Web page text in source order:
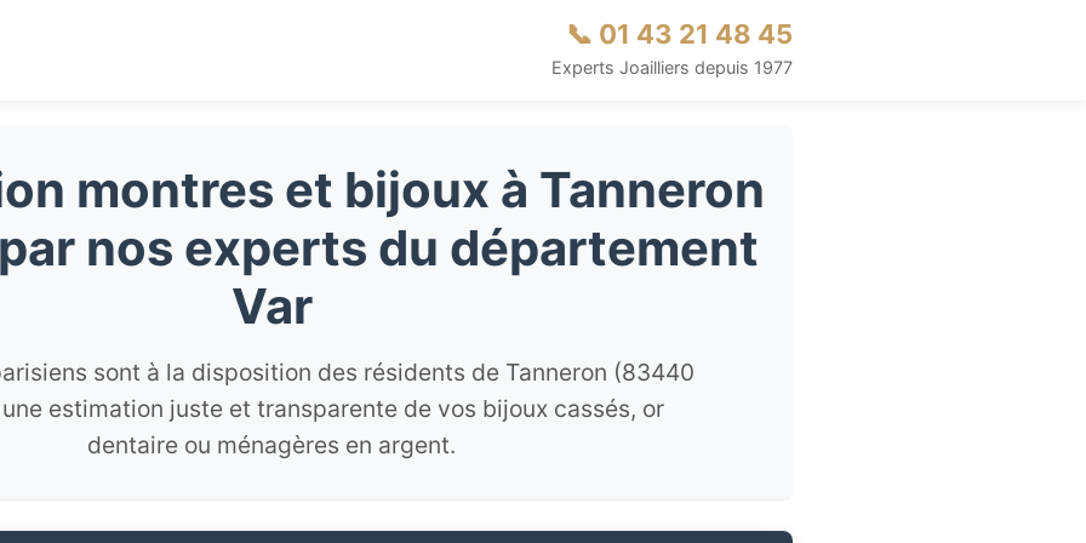
📞 01 43 21 48 45
Experts Joailliers depuis 1977
montres et bijoux à Tanneron
nos experts du département
Var
sont à la disposition des résidents de Tanneron (83440
estimation juste et transparente de vos bijoux cassés, or
dentaire ou ménagères en argent.